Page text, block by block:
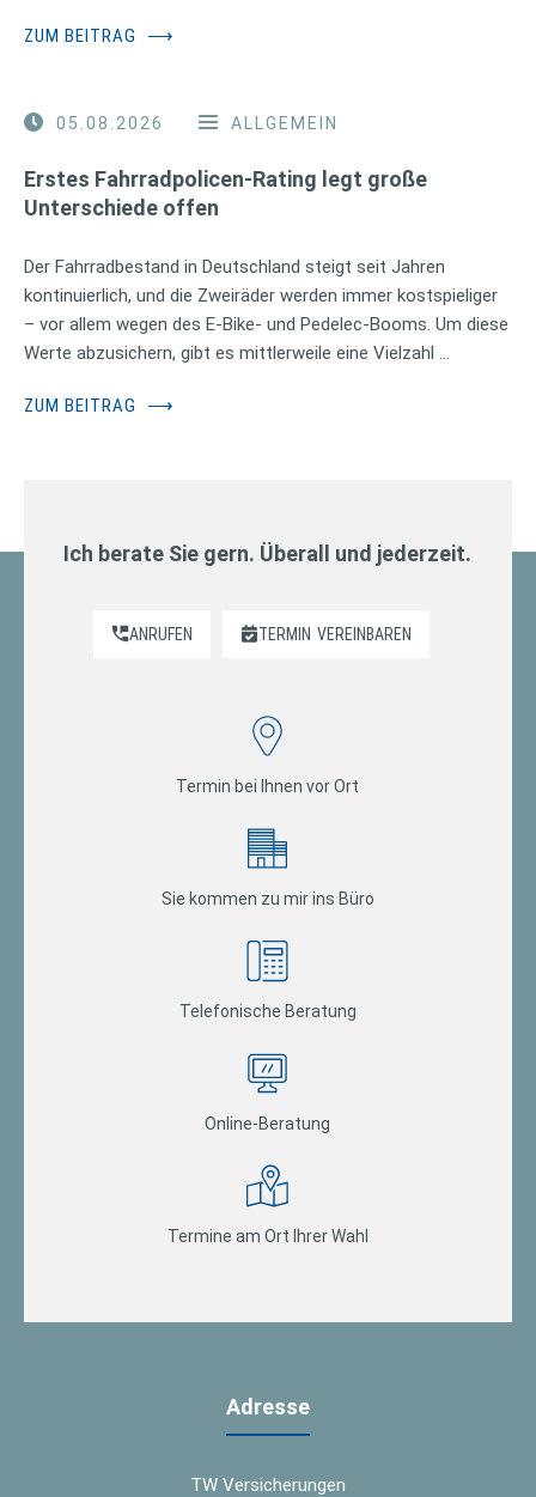
ZUM BEITRAG ⟶
05.08.2026 ALLGEMEIN
Erstes Fahrradpolicen-Rating legt große
Unterschiede offen
Der Fahrradbestand in Deutschland steigt seit Jahren
kontinuierlich, und die Zweiräder werden immer kostspieliger
– vor allem wegen des E-Bike- und Pedelec-Booms. Um diese
Werte abzusichern, gibt es mittlerweile eine Vielzahl …
ZUM BEITRAG ⟶
Ich berate Sie gern. Überall und jederzeit.
ANRUFEN TERMIN VEREINBAREN
Termin bei Ihnen vor Ort
Sie kommen zu mir ins Büro
Telefonische Beratung
Online-Beratung
Termine am Ort Ihrer Wahl
Adresse
TW Versicherungen